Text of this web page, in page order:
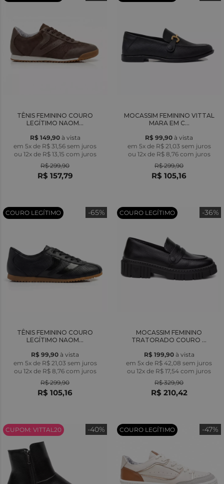
TÊNIS FEMININO COURO
LEGÍTIMO NAOM...
R$ 299,90
R$ 157,79
em 5x de R$ 31,56 sem juros
ou 12x de R$ 13,15 com juros
R$ 149,90à vista
MOCASSIM FEMININO VITTAL
MARA EM C...
R$ 299,90
R$ 105,16
em 5x de R$ 21,03 sem juros
ou 12x de R$ 8,76 com juros
R$ 99,90 à vista
-65%
COURO LEGÍTIMO
TÊNIS FEMININO COURO
LEGÍTIMO NAOM...
R$ 299,90
R$ 105,16
em 5x de R$ 21,03 sem juros
ou 12x de R$ 8,76 com juros
R$ 99,90 à vista
-36%
COURO LEGÍTIMO
MOCASSIM FEMININO
TRATORADO COURO ...
R$ 329,90
R$ 210,42
em 5x de R$ 42,08 sem juros
ou 12x de R$ 17,54 com juros
R$ 199,90à vista
-40%
CUPOM: VITTAL20 -47%
COURO LEGÍTIMO